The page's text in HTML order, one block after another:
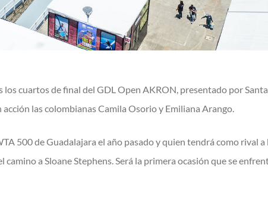
los cuartos de final del GDL Open AKRON, presentado por
las colombianas Camila Osorio y Emiliana Arango.
500 de Guadalajara el año pasado y quien tendrá como rival a
a Sloane Stephens. Será la primera ocasión que se